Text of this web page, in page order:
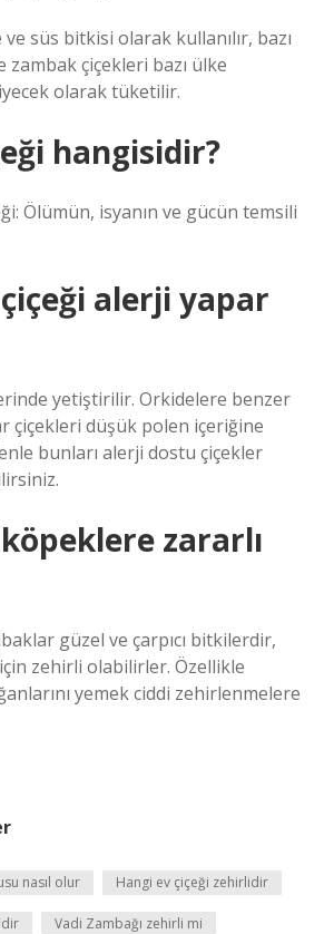
süs bitkisi olarak kullanılır, bazı
zambak çiçekleri bazı ülke
olarak tüketilir.
hangisidir?
Ölümün, isyanın ve gücün temsili
alerji yapar
yetiştirilir. Orkidelere benzer
çiçekleri düşük polen içeriğine
bunları alerji dostu çiçekler
zararlı
güzel ve çarpıcı bitkilerdir,
zehirli olabilirler. Özellikle
yemek ciddi zehirlenmelere
nasıl olur Hangi ev çiçeği zehirlidir
Vadi Zambağı zehirli mi